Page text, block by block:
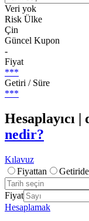
Veri yok
Risk Ülke
Çin
Güncel Kupon
-
Fiyat
***
Getiri / Süre
***
Hesaplayıcı |
nedir?
Kılavuz
Fiyattan
Fiyat
Hesaplamak